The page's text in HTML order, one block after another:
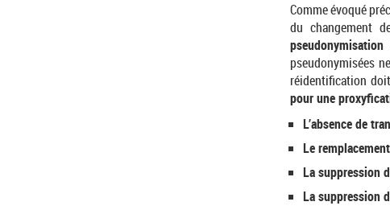
Comme évoqué
du changement
pseudonymisées
réidentification
pour une
L’absence de
Le
La suppression
La suppression